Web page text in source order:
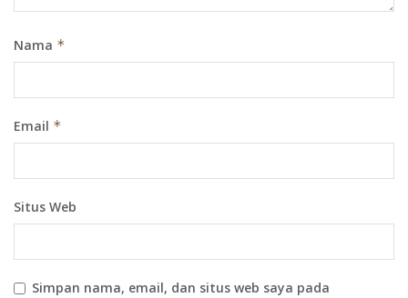
Nama *
Email *
Situs Web
Simpan nama, email, dan situs web saya pada